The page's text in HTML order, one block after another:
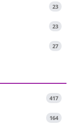
23
23
27
417
164